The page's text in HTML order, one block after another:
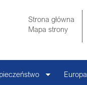
Strona główna
Mapa strony
Europa